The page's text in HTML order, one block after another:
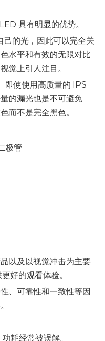
具有明显的优势。
的光，因此可以完全关
水平和有效的无限对比
觉上引人注目。
即使使用高质量的 IPS
的漏光也是不可避免
而不是完全黑色。
极管
以及以视觉冲击为主要
好的观看体验。
、可靠性和一致性等因
耗经常被误解。